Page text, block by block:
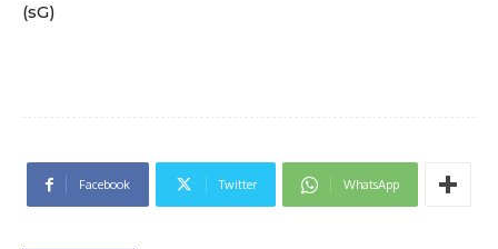
(sG)
Facebook Twitter WhatsApp